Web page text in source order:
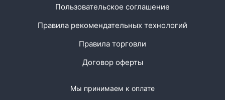
Пользовательское соглашение
Правила рекомендательных технологий
Правила торговли
Договор оферты
Мы принимаем к оплате